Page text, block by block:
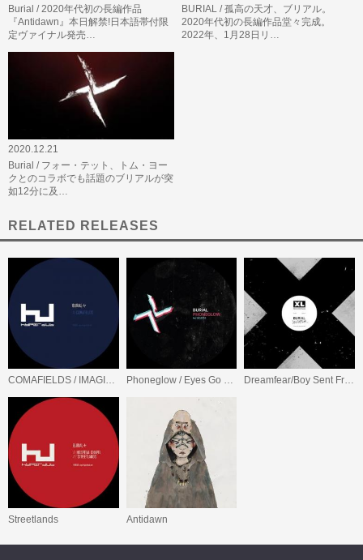
Burial / 2020年代初の長編作品
『Antidawn』本日解禁!日本語帯付限
定ヴァイナル発売…
BURIAL / 孤高の天才、ブリアル。
2020年代初の長編作品堂々完成。
2022年、1月28日リ…
2020.12.21
Burial / フォー・テット、トム・ヨー
クとのコラボでも話題のブリアルが突
如12分に及…
RELATED RELEASES
COMAFIELDS / IMAGINARY FESTIVAL Phoneglow / Eyes Go Blank Dreamfear/Boy Sent From Above
Streetlands Antidawn